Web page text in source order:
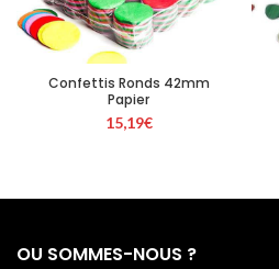
Confettis Ronds 42mm
Papier
15,19€
OU SOMMES-NOUS ?